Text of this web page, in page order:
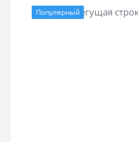
Популярный